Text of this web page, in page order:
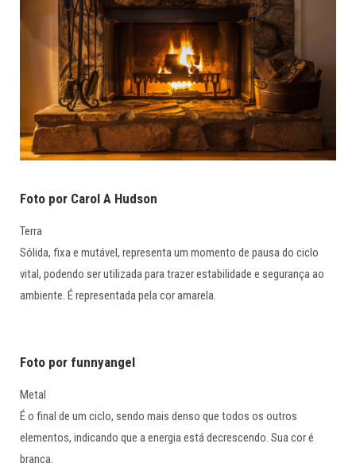
Foto por Carol A Hudson
Terra
Sólida, fixa e mutável, representa um momento de pausa do ciclo
vital, podendo ser utilizada para trazer estabilidade e segurança ao
ambiente. É representada pela cor amarela.
Foto por funnyangel
Metal
É o final de um ciclo, sendo mais denso que todos os outros
elementos, indicando que a energia está decrescendo. Sua cor é
branca.